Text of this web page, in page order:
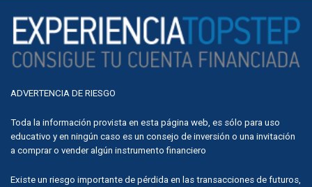
ADVERTENCIA DE RIESGO
Toda la información provista en esta página web, es sólo para uso
educativo y en ningún caso es un consejo de inversión o una invitación
a comprar o vender algún instrumento financiero
Existe un riesgo importante de pérdida en las transacciones de futuros,